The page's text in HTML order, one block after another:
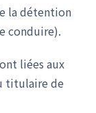
la détention
conduire).
liées aux
titulaire de